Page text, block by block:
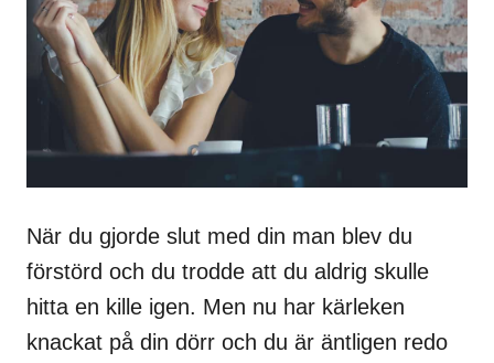
När du gjorde slut med din man blev du
förstörd och du trodde att du aldrig skulle
hitta en kille igen. Men nu har kärleken
knackat på din dörr och du är äntligen redo